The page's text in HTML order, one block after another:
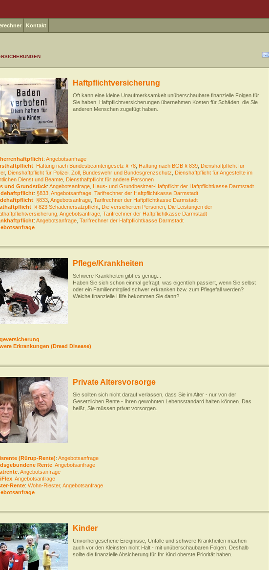
Kontakt
Haftpflichtversicherung
Oft kann eine kleine Unaufmerksamkeit unüberschaubare finanzielle Folgen für
Sie haben. Haftpflichtversicherungen übernehmen Kosten für Schäden, die Sie
anderen Menschen zugefügt haben.
: Angebotsanfrage
: Haftung nach Bundesbeamtengesetz § 78 Haftung nach BGB § 839 Dienshaftpflicht für
, Dienshaftpflicht für Polizei, Zoll, Bundeswehr und Bundesgrenzschutz
Dienshaftpflicht für Angestellte im
Dienst und Beamte Diensthaftpflicht für andere Personen
und Grundstück: Angebotsanfrage Haus- und Grundbesitzer-Haftpflicht der Haftpflichtkasse Darmstadt
: §833 Angebotsanfrage Tarifrechner der Haftpflichtkasse Darmstadt
: §833 Angebotsanfrage Tarifrechner der Haftpflichtkasse Darmstadt
: § 823 Schadenersatzpflicht Die versicherten Personen Die Leistungen der
Angebotsanfrage Tarifrechner der Haftpflichtkasse Darmstadt
: Angebotsanfrage Tarifrechner der Haftpflichtkasse Darmstadt
Pflege/Krankheiten
Schwere Krankheiten gibt es genug...
Haben Sie sich schon einmal gefragt, was eigentlich passiert, wenn Sie selbst
oder ein Familienmitglied schwer erkranken bzw. zum Pflegefall werden?
Welche finanzielle Hilfe bekommen Sie dann?
Erkrankungen (Dread Disease)
Private Altersvorsorge
Sie sollten sich nicht darauf verlassen, dass Sie im Alter - nur von der
Gesetzlichen Rente - Ihren gewohnten Lebensstandard halten können. Das
heißt, Sie müssen privat vorsorgen.
(Rürup-Rente): Angebotsanfrage
Rente: Angebotsanfrage
: Angebotsanfrage
: Angebotsanfrage
Rente: Wohn-Riester, Angebotsanfrage
Kinder
Unvorhergesehene Ereignisse, Unfälle und schwere Krankheiten machen
auch vor den Kleinsten nicht Halt - mit unüberschaubaren Folgen. Deshalb
sollte die finanzielle Absicherung für Ihr Kind oberste Priorität haben.